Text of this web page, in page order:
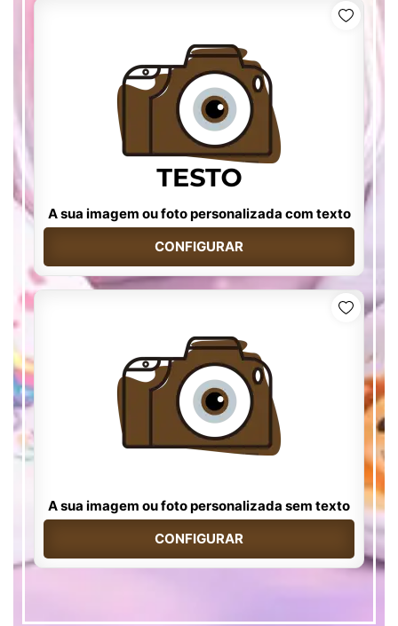
A sua imagem ou foto personalizada com texto
CONFIGURAR
A sua imagem ou foto personalizada sem texto
CONFIGURAR